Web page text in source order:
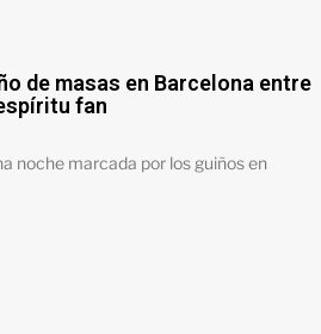
de masas en Barcelona entre
fan
noche marcada por los guiños en